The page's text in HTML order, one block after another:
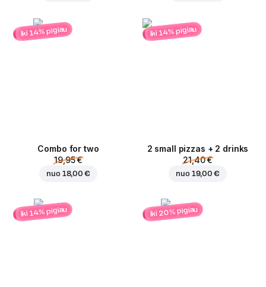
iki 14% pigiau
Combo for two
19,95 €
nuo 18,00 €
iki 14% pigiau
2 small pizzas + 2 drinks
21,40 €
nuo 19,00 €
iki 14% pigiau iki 20% pigiau